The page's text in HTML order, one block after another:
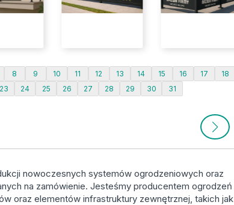
8 9 10 11 12 13 14 15 16 17
18
23 24 25 26 27 28 29 30 31
nowoczesnych systemów ogrodzeniowych oraz
na zamówienie. Jesteśmy producentem ogrodzeń
oraz elementów infrastruktury zewnętrznej, takich jak